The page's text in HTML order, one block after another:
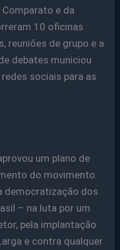
e da
10 oficinas
reuniões de grupo e a
debates municiou
sociais para as
um plano de
do movimento.
democratização dos
– na luta por um
pela implantação
e contra qualquer